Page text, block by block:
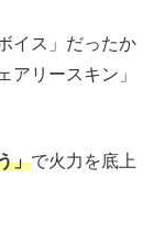
イス」だったか
アリースキン」
」で火力を底上